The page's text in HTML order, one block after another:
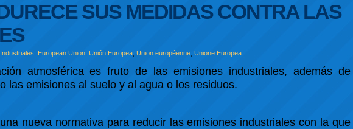
SUS MEDIDAS CONTRA LAS
European Union ,Unión Europea ,Union européenne ,Unione Europea
atmosférica es fruto de las emisiones industriales, además de
las emisiones al suelo y al agua o los residuos.
nueva normativa para reducir las emisiones industriales con la que